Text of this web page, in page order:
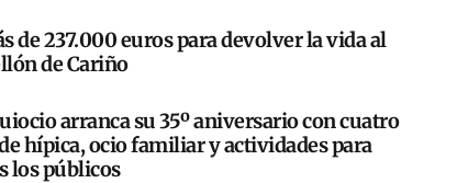
de 237.000 euros para devolver la vida al
de Cariño
arranca su 35º aniversario con cuatro
hípica, ocio familiar y actividades para
los públicos